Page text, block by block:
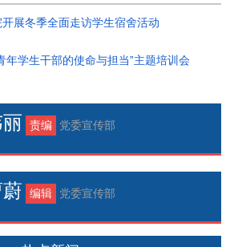
展冬季全面走访学生宿舍活动
年学生干部的使命与担当”主题培训会
责编 党委宣传部
编辑 党委宣传部